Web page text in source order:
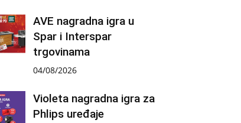
AVE nagradna igra u
Spar i Interspar
trgovinama
04/08/2026
Violeta nagradna igra za
Phlips uređaje